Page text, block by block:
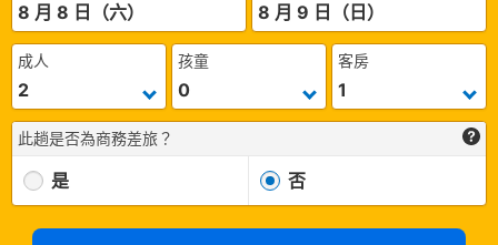
8 月 8 日（六） 8 月 9 日（日）
成人 孩童 客房
此趟是否為商務差旅？
是 否